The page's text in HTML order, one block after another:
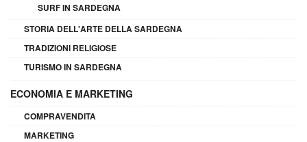
SURF IN SARDEGNA
STORIA DELL'ARTE DELLA SARDEGNA
TRADIZIONI RELIGIOSE
TURISMO IN SARDEGNA
ECONOMIA E MARKETING
COMPRAVENDITA
MARKETING